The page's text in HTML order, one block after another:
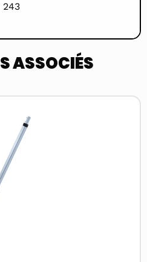
243
ASSOCIÉS